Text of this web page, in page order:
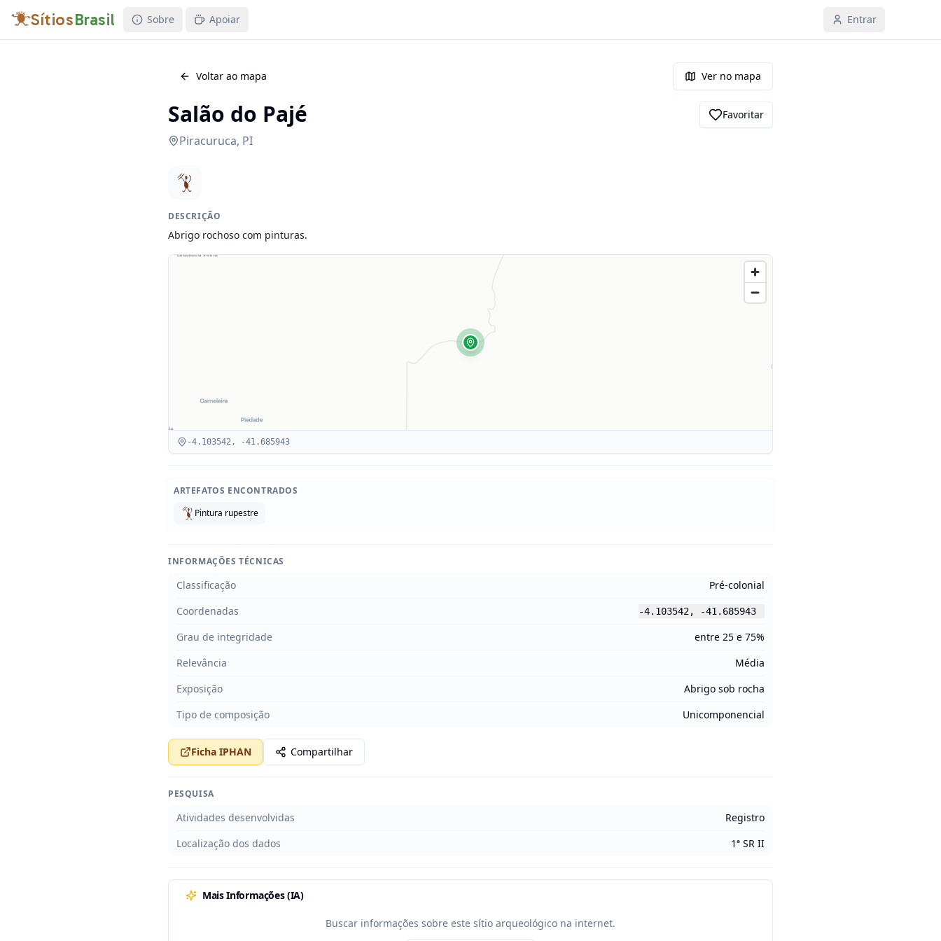
SítiosBrasil Sobre Apoiar Entrar
Voltar ao mapa Ver no mapa
Salão do Pajé
Piracuruca, PI
Favoritar
DESCRIÇÃO
Abrigo rochoso com pinturas.
-4.103542, -41.685943
ARTEFATOS ENCONTRADOS
Pintura rupestre
INFORMAÇÕES TÉCNICAS
Classificação
Pré-colonial
Coordenadas
-4.103542, -41.685943
Grau de integridade
entre 25 e 75%
Relevância
Média
Exposição
Abrigo sob rocha
Tipo de composição
Unicomponencial
Ficha IPHAN Compartilhar
PESQUISA
Atividades desenvolvidas
Registro
Localização dos dados
1ª SR II
Mais Informações (IA)
Buscar informações sobre este sítio arqueológico na internet.